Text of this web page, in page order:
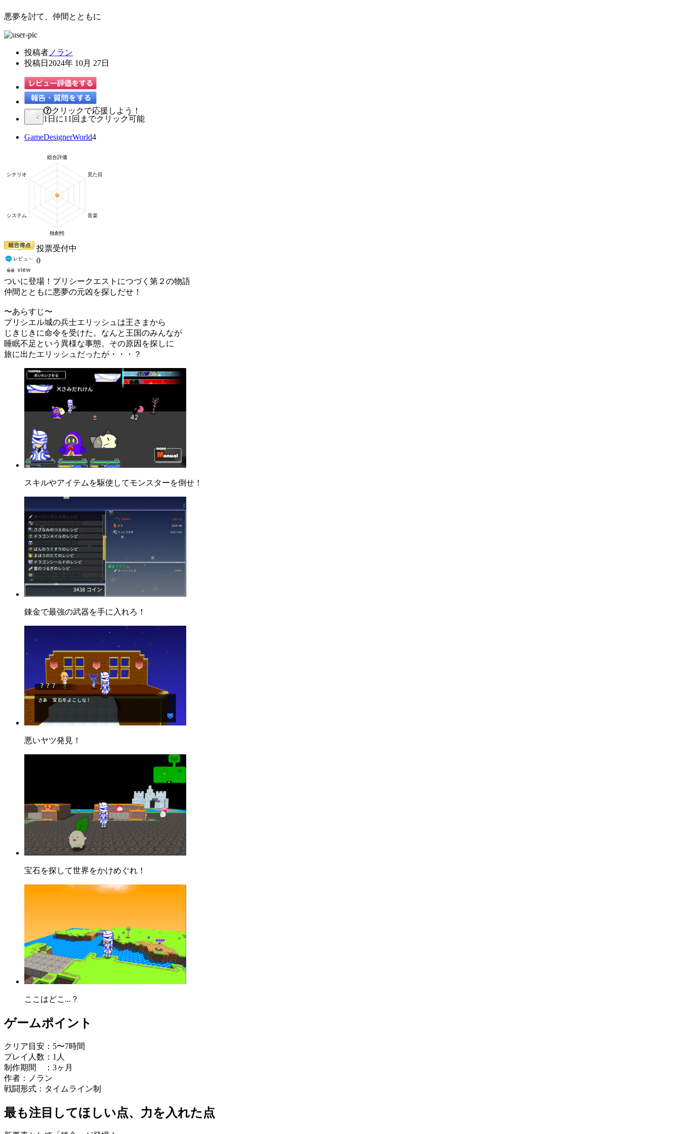
悪夢を討て、仲間とともに
投稿者 ノラン
投稿日 2024年 10月 27日
クリックで応援しよう！
1日に11回までクリック可能
GameDesignerWorld4
投票受付中
0
ついに登場！プリシークエストにつづく第２の物語
仲間とともに悪夢の元凶を探しだせ！
〜あらすじ〜
プリシエル城の兵士エリッシュは王さまから
じきじきに命令を受けた。なんと王国のみんなが
睡眠不足という異様な事態。その原因を探しに
旅に出たエリッシュだったが・・・？
スキルやアイテムを駆使してモンスターを倒せ！
錬金で最強の武器を手に入れろ！
悪いヤツ発見！
宝石を探して世界をかけめぐれ！
ここはどこ...？
ゲームポイント
クリア目安：5〜7時間
プレイ人数：1人
制作期間 ：3ヶ月
作者：ノラン
戦闘形式：タイムライン制
最も注目してほしい点、力を入れた点